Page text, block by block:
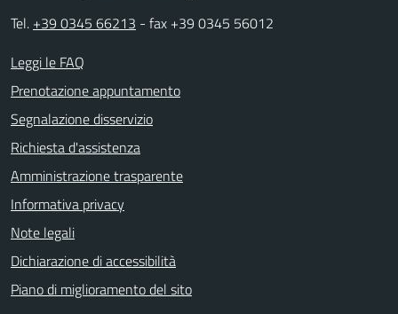
Tel. +39 0345 66213 - fax +39 0345 56012
Leggi le FAQ
Prenotazione appuntamento
Segnalazione disservizio
Richiesta d'assistenza
Amministrazione trasparente
Informativa privacy
Note legali
Dichiarazione di accessibilità
Piano di miglioramento del sito